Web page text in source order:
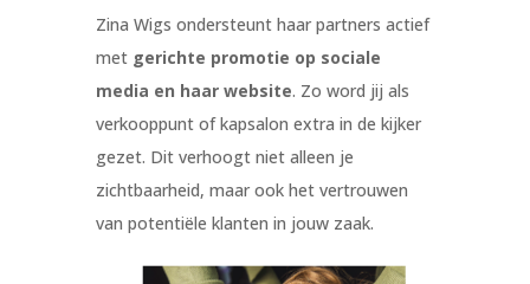
Zina Wigs ondersteunt haar partners actief
met gerichte promotie op sociale
media en haar website. Zo word jij als
verkooppunt of kapsalon extra in de kijker
gezet. Dit verhoogt niet alleen je
zichtbaarheid, maar ook het vertrouwen
van potentiële klanten in jouw zaak.